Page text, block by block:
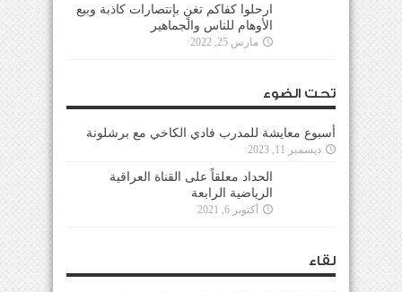
ارحلوا كفاكم تغنٍ بإنتصارات كاذبة وبيع
الأوهام للناس والجماهير
مارس 25, 2022
تحت الضوء
أسبوع معايشة للمدرب فادي الكاخي مع برشلونة
ديسمبر 11, 2023
الحداد معلقاً على القناة العراقية
الرياضية الرابعة
أكتوبر 6, 2021
لقاء